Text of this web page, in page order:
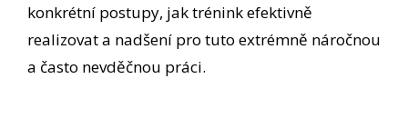
konkrétní postupy, jak trénink efektivně
realizovat a nadšení pro tuto extrémně náročnou
a často nevděčnou práci.